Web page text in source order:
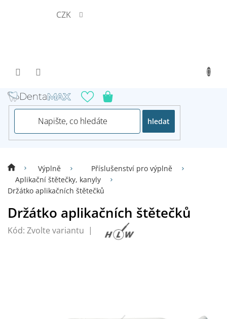
CZK
hledat
Výplně
Příslušenství pro výplně
Aplikační štětečky, kanyly
Držátko aplikačních štětečků
Držátko aplikačních štětečků
Kód: Zvolte variantu